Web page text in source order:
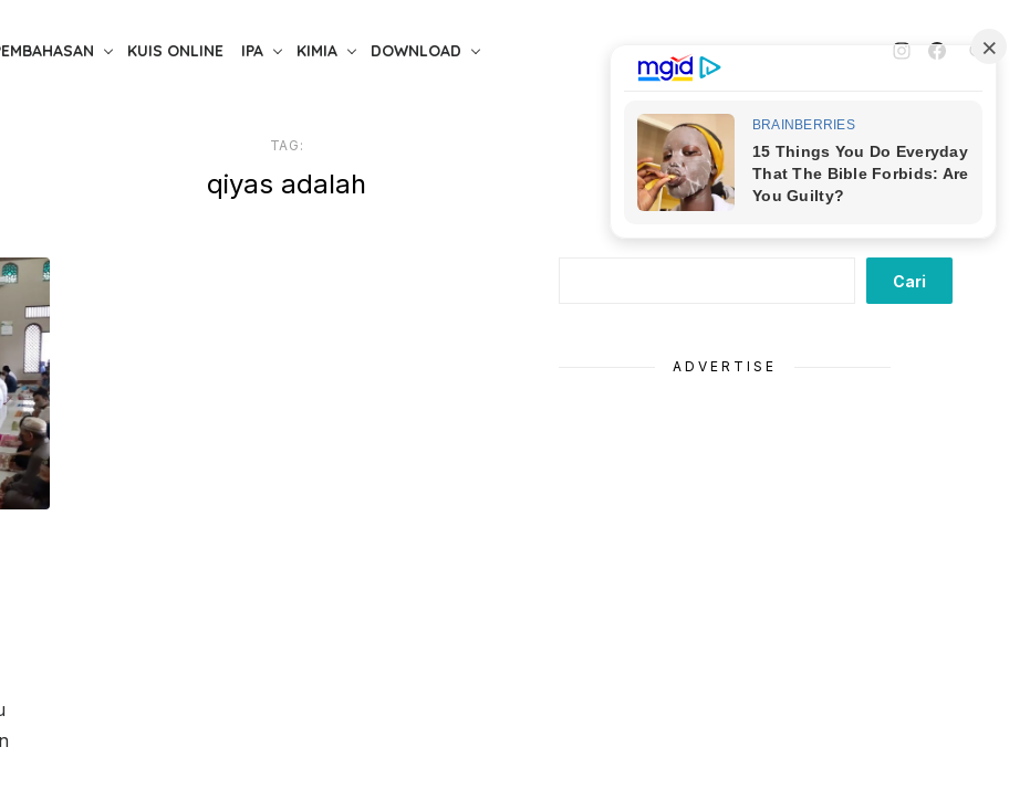
KUIS ONLINE IPA KIMIA DOWNLOAD
TAG:
qiyas adalah
Cari
ADVERTISE